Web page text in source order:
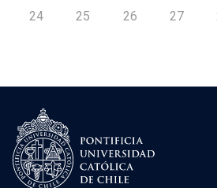
24 25 26 27